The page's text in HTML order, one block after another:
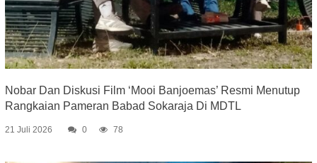
Nobar Dan Diskusi Film ‘Mooi Banjoemas’ Resmi Menutup
Rangkaian Pameran Babad Sokaraja Di MDTL
21 Juli 2026 0 78